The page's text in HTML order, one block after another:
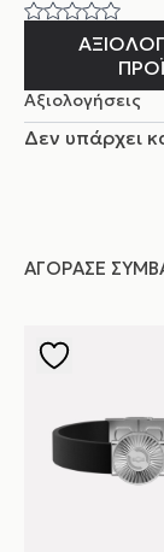
Αξιολογήσεις
Δεν υπάρχει
ΑΓΌΡΑΣΕ